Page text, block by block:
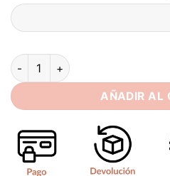
Vestidos de Novia Boho Flor
AÑADIR AL